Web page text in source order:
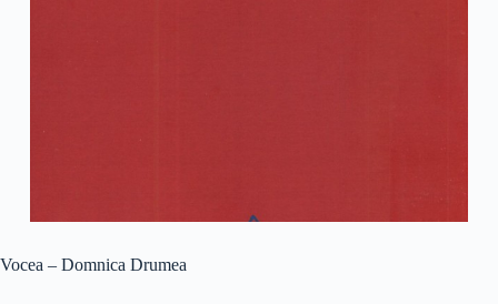
Vocea – Domnica Drumea